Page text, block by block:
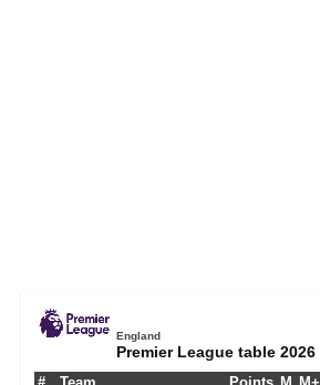
England
Premier League table 2026